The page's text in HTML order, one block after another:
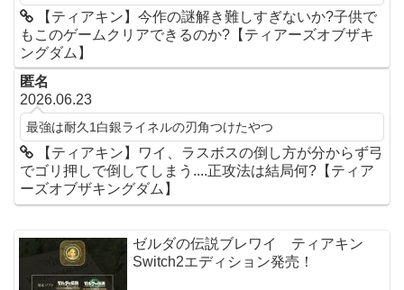
【ティアキン】今作の謎解き難しすぎないか?子供で
もこのゲームクリアできるのか?【ティアーズオブザキ
ングダム】
匿名
2026.06.23
最強は耐久1白銀ライネルの刃角つけたやつ
【ティアキン】ワイ、ラスボスの倒し方が分からず弓
でゴリ押しで倒してしまう....正攻法は結局何?【ティア
ーズオブザキングダム】
ゼルダの伝説ブレワイ ティアキン
Switch2エディション発売！